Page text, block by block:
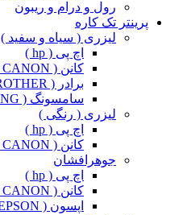
رول و درام و ریبون
پرینتر تک کاره
لیزری ( سیاه و سفید )
اچ پی ( hp )
کانن ( CANON )
برادر ( BROTHER )
سامسونگ ( SAMSUNG )
لیزری ( رنگی )
اچ پی ( hp )
کانن ( CANON )
جوهرافشان
اچ پی ( hp )
کانن ( CANON )
اپسون ( EPSON )